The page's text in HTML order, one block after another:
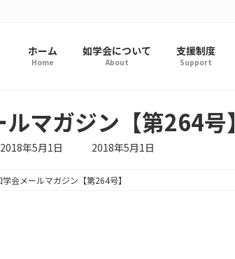
ホーム
Home
如学会について
About
支援制度
Support
マガジン【第264号】
2018年5月1日 最
終
新
日
2018年5月1日
学会メールマガジン【第264号】